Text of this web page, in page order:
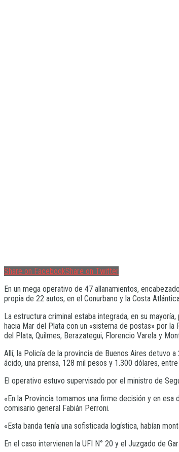
Share on FacebookShare on Twitter
En un mega operativo de 47 allanamientos,
propia de 22 autos, en el Conurbano y la Costa
La estructura criminal estaba integrada, en su
hacia Mar del Plata con un «sistema de postas» por
del Plata, Quilmes, Berazategui, Florencio Varela y
Allí, la Policía de la provincia de Buenos Aires detuvo
ácido, una prensa, 128 mil pesos y 1.300 dólares,
El operativo estuvo supervisado por el ministro de
«En la Provincia tomamos una firme decisión y en
comisario general Fabián Perroni.
«Esta banda tenía una sofisticada logística, habían
En el caso intervienen la UFI N° 20 y el Juzgado de